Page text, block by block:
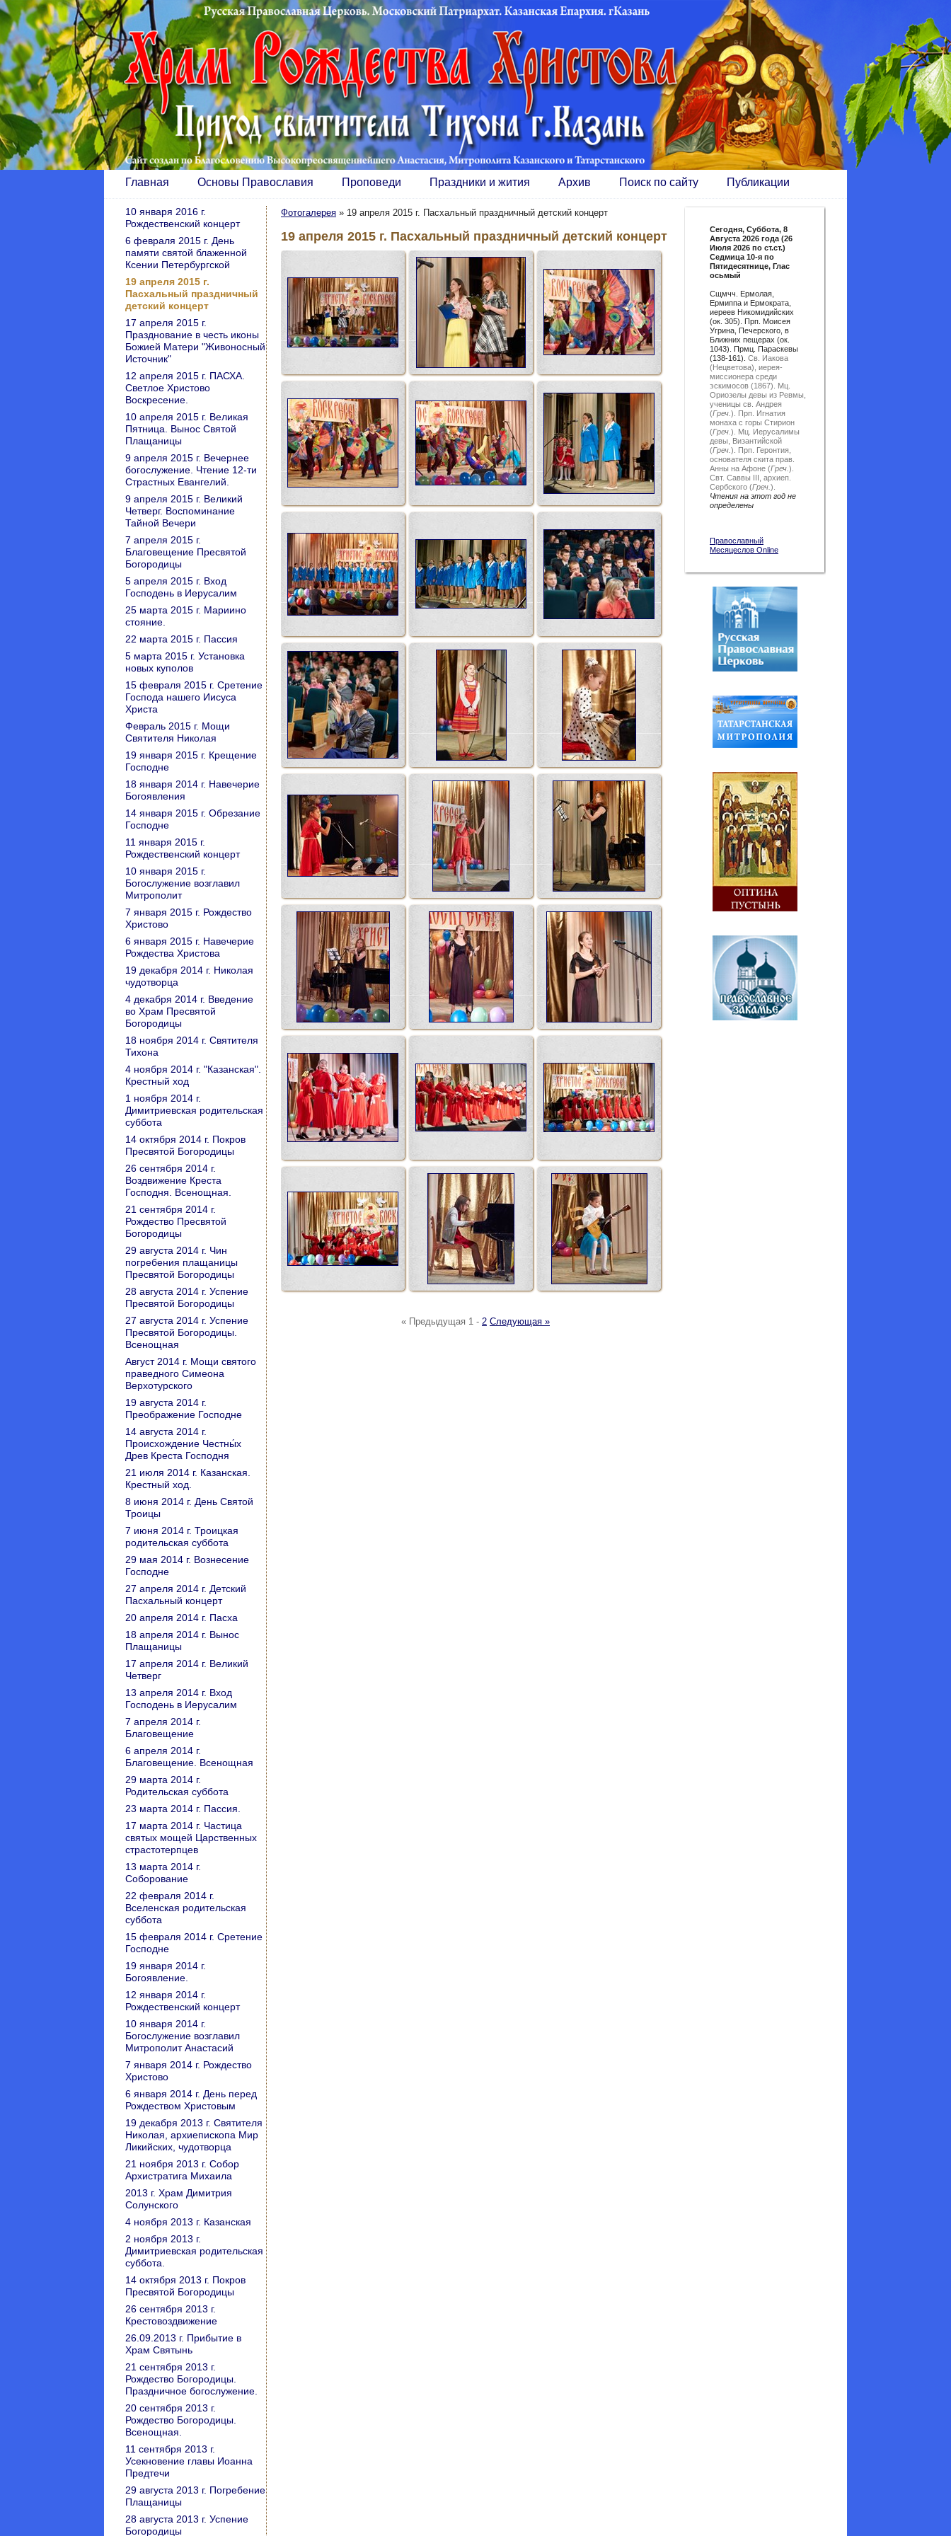
Главная Основы Православия Проповеди Праздники и жития Архив Поиск по сайту Публикации
Фотогалерея » 19 апреля 2015 г. Пасхальный праздничный детский концерт
19 апреля 2015 г. Пасхальный праздничный детский концерт
« Предыдущая 1 - 2 Следующая »
10 января 2016 г.
Рождественский концерт
6 февраля 2015 г. День
памяти святой блаженной
Ксении Петербургской
19 апреля 2015 г.
Пасхальный праздничный
детский концерт
17 апреля 2015 г.
Празднование в честь иконы
Божией Матери "Живоносный
Источник"
12 апреля 2015 г. ПАСХА.
Светлое Христово
Воскресение.
10 апреля 2015 г. Великая
Пятница. Вынос Святой
Плащаницы
9 апреля 2015 г. Вечернее
богослужение. Чтение 12-ти
Страстных Евангелий.
9 апреля 2015 г. Великий
Четверг. Воспоминание
Тайной Вечери
7 апреля 2015 г.
Благовещение Пресвятой
Богородицы
5 апреля 2015 г. Вход
Господень в Иерусалим
25 марта 2015 г. Мариино
стояние.
22 марта 2015 г. Пассия
5 марта 2015 г. Установка
новых куполов
15 февраля 2015 г. Сретение
Господа нашего Иисуса
Христа
Февраль 2015 г. Мощи
Святителя Николая
19 января 2015 г. Крещение
Господне
18 января 2014 г. Навечерие
Богоявления
14 января 2015 г. Обрезание
Господне
11 января 2015 г.
Рождественский концерт
10 января 2015 г.
Богослужение возглавил
Митрополит
7 января 2015 г. Рождество
Христово
6 января 2015 г. Навечерие
Рождества Христова
19 декабря 2014 г. Николая
чудотворца
4 декабря 2014 г. Введение
во Храм Пресвятой
Богородицы
18 ноября 2014 г. Святителя
Тихона
4 ноября 2014 г. "Казанская".
Крестный ход
1 ноября 2014 г.
Димитриевская родительская
суббота
14 октября 2014 г. Покров
Пресвятой Богородицы
26 сентября 2014 г.
Воздвижение Креста
Господня. Всенощная.
21 сентября 2014 г.
Рождество Пресвятой
Богородицы
29 августа 2014 г. Чин
погребения плащаницы
Пресвятой Богородицы
28 августа 2014 г. Успение
Пресвятой Богородицы
27 августа 2014 г. Успение
Пресвятой Богородицы.
Всенощная
Август 2014 г. Мощи святого
праведного Симеона
Верхотурского
19 августа 2014 г.
Преображение Господне
14 августа 2014 г.
Происхождение Честны́х
Древ Креста Господня
21 июля 2014 г. Казанская.
Крестный ход.
8 июня 2014 г. День Святой
Троицы
7 июня 2014 г. Троицкая
родительская суббота
29 мая 2014 г. Вознесение
Господне
27 апреля 2014 г. Детский
Пасхальный концерт
20 апреля 2014 г. Пасха
18 апреля 2014 г. Вынос
Плащаницы
17 апреля 2014 г. Великий
Четверг
13 апреля 2014 г. Вход
Господень в Иерусалим
7 апреля 2014 г.
Благовещение
6 апреля 2014 г.
Благовещение. Всенощная
29 марта 2014 г.
Родительская суббота
23 марта 2014 г. Пассия.
17 марта 2014 г. Частица
святых мощей Царственных
страстотерпцев
13 марта 2014 г.
Соборование
22 февраля 2014 г.
Вселенская родительская
суббота
15 февраля 2014 г. Сретение
Господне
19 января 2014 г.
Богоявление.
12 января 2014 г.
Рождественский концерт
10 января 2014 г.
Богослужение возглавил
Митрополит Анастасий
7 января 2014 г. Рождество
Христово
6 января 2014 г. День перед
Рождеством Христовым
19 декабря 2013 г. Святителя
Николая, архиепископа Мир
Ликийских, чудотворца
21 ноября 2013 г. Собор
Архистратига Михаила
2013 г. Храм Димитрия
Солунского
4 ноября 2013 г. Казанская
2 ноября 2013 г.
Димитриевская родительская
суббота.
14 октября 2013 г. Покров
Пресвятой Богородицы
26 сентября 2013 г.
Крестовоздвижение
26.09.2013 г. Прибытие в
Храм Святынь
21 сентября 2013 г.
Рождество Богородицы.
Праздничное богослужение.
20 сентября 2013 г.
Рождество Богородицы.
Всенощная.
11 сентября 2013 г.
Усекновение главы Иоанна
Предтечи
29 августа 2013 г. Погребение
Плащаницы
28 августа 2013 г. Успение
Богородицы
Сегодня, Суббота, 8
Августа 2026 года (26
Июля 2026 по ст.ст.)
Седмица 10-я по
Пятидесятнице, Глас
осьмый
Сщмчч. Ермолая,
Ермиппа и Ермократа,
иереев Никомидийских
(ок. 305). Прп. Моисея
Угрина, Печерского, в
Ближних пещерах (ок.
1043). Прмц. Параскевы
(138-161). Св. Иакова
(Нецветова), иерея-
миссионера среди
эскимосов (1867).
Мц.
Ориозелы девы из Ревмы,
ученицы св. Андрея
(Греч. ).
Прп. Игнатия
монаха с горы Стирион
(Греч. ).
Мц. Иерусалимы
девы, Византийской
(Греч. ).
Прп. Геронтия,
основателя скита прав.
Анны на Афоне (Греч. ).
Свт. Саввы III, архиеп.
Сербского (Греч. ).
Чтения на этот год не
определены
Православный
Месяцеслов Online